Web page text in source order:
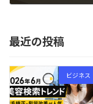
最近の投稿
ビジネス